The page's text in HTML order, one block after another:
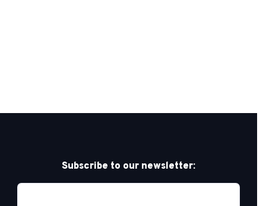
Subscribe to our newsletter: